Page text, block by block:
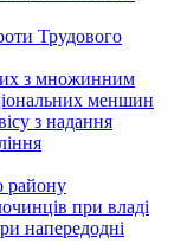
Трудового
з множинним
меншин
з надання
району
при владі
напередодні